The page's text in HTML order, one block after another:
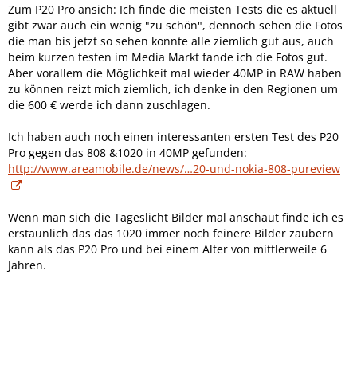
Zum P20 Pro ansich: Ich finde die meisten Tests die es aktuell
gibt zwar auch ein wenig "zu schön", dennoch sehen die Fotos
die man bis jetzt so sehen konnte alle ziemlich gut aus, auch
beim kurzen testen im Media Markt fande ich die Fotos gut.
Aber vorallem die Möglichkeit mal wieder 40MP in RAW haben
zu können reizt mich ziemlich, ich denke in den Regionen um
die 600 € werde ich dann zuschlagen.
Ich haben auch noch einen interessanten ersten Test des P20
Pro gegen das 808 &1020 in 40MP gefunden:
http://www.areamobile.de/news/…20-und-nokia-808-pureview
Wenn man sich die Tageslicht Bilder mal anschaut finde ich es
erstaunlich das das 1020 immer noch feinere Bilder zaubern
kann als das P20 Pro und bei einem Alter von mittlerweile 6
Jahren.